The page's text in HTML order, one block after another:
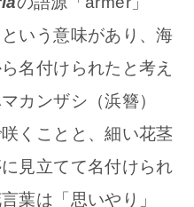
いう意味があり、海
名付けられたと考え
カンザシ（浜簪）
くことと、細い花茎
見立てて名付けられ
葉は「思いやり」